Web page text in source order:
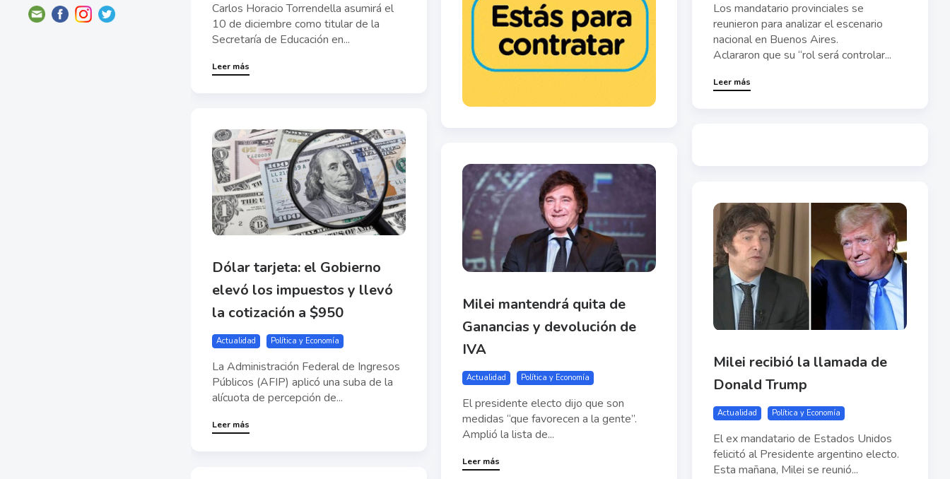
Carlos Horacio Torrendella asumirá el
10 de diciembre como titular de la
Secretaría de Educación en...
Leer más
Los mandatario provinciales se
reunieron para analizar el escenario
nacional en Buenos Aires.
Aclararon que su “rol será controlar...
Leer más
Dólar tarjeta: el Gobierno
elevó los impuestos y llevó
la cotización a $950
Actualidad Política y Economía
La Administración Federal de Ingresos
Públicos (AFIP) aplicó una suba de la
alícuota de percepción de...
Leer más
Milei mantendrá quita de
Ganancias y devolución de
IVA
Actualidad Política y Economía
El presidente electo dijo que son
medidas “que favorecen a la gente”.
Amplió la lista de...
Leer más
Milei recibió la llamada de
Donald Trump
Actualidad Política y Economía
El ex mandatario de Estados Unidos
felicitó al Presidente argentino electo.
Esta mañana, Milei se reunió...